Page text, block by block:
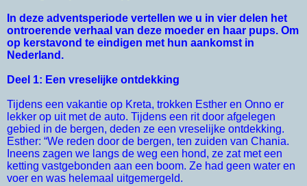
In deze adventsperiode vertellen we u in vier delen het
ontroerende verhaal van deze moeder en haar pups. Om
op kerstavond te eindigen met hun aankomst in
Nederland.
Deel 1: Een vreselijke ontdekking
Tijdens een vakantie op Kreta, trokken Esther en Onno er
lekker op uit met de auto. Tijdens een rit door afgelegen
gebied in de bergen, deden ze een vreselijke ontdekking.
Esther: “We reden door de bergen, ten zuiden van Chania.
Ineens zagen we langs de weg een hond, ze zat met een
ketting vastgebonden aan een boom. Ze had geen water en
voer en was helemaal uitgemergeld.